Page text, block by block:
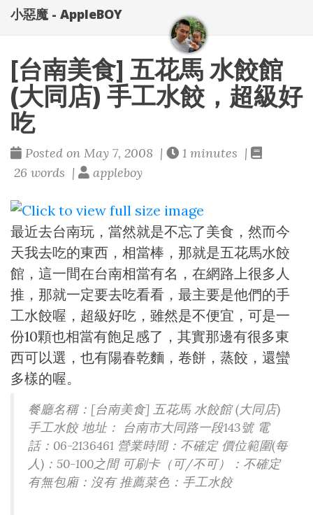
小惡魔 - AppleBOY
[台南美食] 五花馬 水餃館
(大同店) 手工水餃，超級好
吃
Posted on May 7, 2008 |
1 minutes |
26 words |
appleboy
最近去台南玩，當然就是不忘了美食，然而今
天我去吃的東西，相當棒，那就是五花馬水餃
館，這一間在台南相當有名，在網路上很多人
推，那就一定要去吃看看，最主要是他們的手
工水餃喔，超級好吃，雖然是不便宜，可是一
份10顆也相當有飽足感了，其實那邊有很多東
西可以選，也有陽春乾麵，卷餅，蒸餃，還蠻
多樣的喔。
餐廳名稱：[台南美食] 五花馬 水餃館 (大同店)
手工水餃 地址： 台南市大同路一段143號 電
話：06-2136461 營業時間：不確定 價位範圍(每
人)：50-100之間 可刷卡（可/不可）：不確定
有無包廂：沒有 推薦菜色：手工水餃